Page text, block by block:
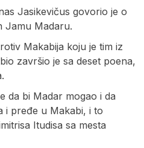
Jasikevičus govorio je o
Jamu Madaru.
Makabija koju je tim iz
završio je sa deset poena,
da bi Madar mogao i da
i pređe u Makabi, i to
Itudisa sa mesta